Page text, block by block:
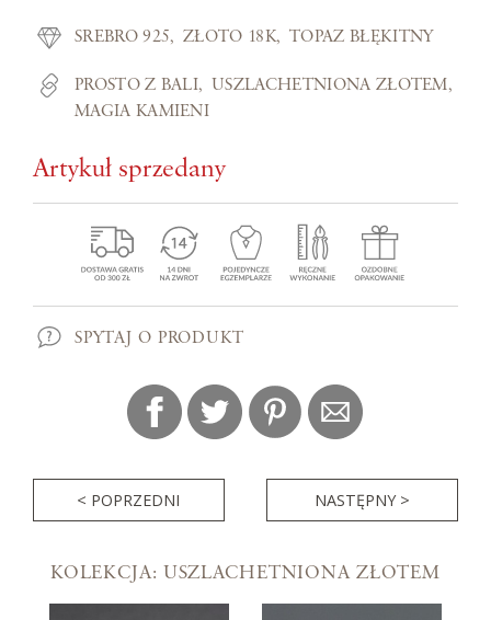
SREBRO 925 ZŁOTO 18K TOPAZ BŁĘKITNY
PROSTO Z BALI
USZLACHETNIONA ZŁOTEM
MAGIA KAMIENI
Artykuł sprzedany
SPYTAJ O PRODUKT
< POPRZEDNI NASTĘPNY >
KOLEKCJA: USZLACHETNIONA ZŁOTEM